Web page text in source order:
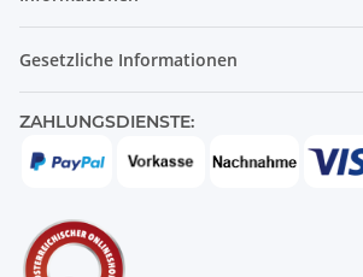
Gesetzliche Informationen
ZAHLUNGSDIENSTE: